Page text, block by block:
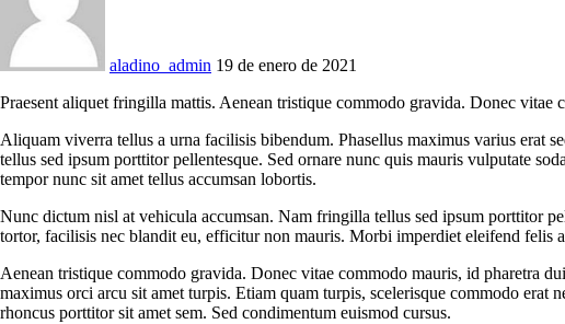
aladino_admin 19 de enero de 2021
Praesent aliquet fringilla mattis. Aenean tristique commodo gravida. Donec
Aliquam viverra tellus a urna facilisis bibendum. Phasellus maximus varius erat
tellus sed ipsum porttitor pellentesque. Sed ornare nunc quis mauris vulputate
tempor nunc sit amet tellus accumsan lobortis.
Nunc dictum nisl at vehicula accumsan. Nam fringilla tellus sed ipsum porttitor
tortor, facilisis nec blandit eu, efficitur non mauris. Morbi imperdiet eleifend felis
Aenean tristique commodo gravida. Donec vitae commodo mauris, id pharetra
maximus orci arcu sit amet turpis. Etiam quam turpis, scelerisque commodo
rhoncus porttitor sit amet sem. Sed condimentum euismod cursus.